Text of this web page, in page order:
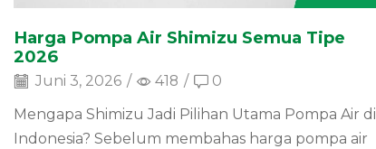
Harga Pompa Air Shimizu Semua Tipe
2026
Juni 3, 2026 / 418 /
0
Mengapa Shimizu Jadi Pilihan Utama Pompa Air di
Indonesia? Sebelum membahas harga pompa air